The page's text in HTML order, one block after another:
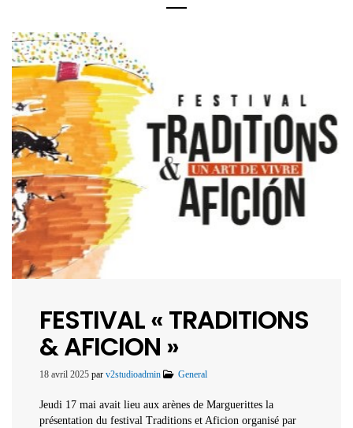
FESTIVAL « TRADITIONS
& AFICION »
18 avril 2025 par v2studioadmin General
Jeudi 17 mai avait lieu aux arènes de Marguerittes la
présentation du festival Traditions et Aficion organisé par